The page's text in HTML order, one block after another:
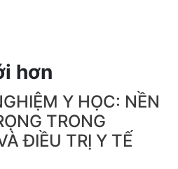
hơn
Y HỌC: NỀN
TRONG
ĐIỀU TRỊ Y TẾ